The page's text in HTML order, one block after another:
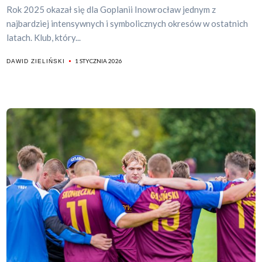
Rok 2025 okazał się dla Goplanii Inowrocław jednym z
najbardziej intensywnych i symbolicznych okresów w ostatnich
latach. Klub, który...
DAWID ZIELIŃSKI 1 STYCZNIA 2026